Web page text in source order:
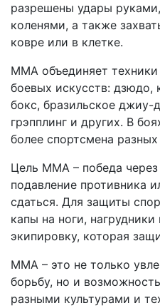
разрешены удары
коленями, а также
ковре или в клетке.
ММА объединяет
боевых искусств: дзюдо,
бокс, бразильское джиу-
грэпплинг и других. В
более спортсмена
Цель ММА – победа
подавление противника
сдаться. Для защиты
капы на ноги,
экипировку, которая
ММА – это не только
борьбу, но и
разными культурами и